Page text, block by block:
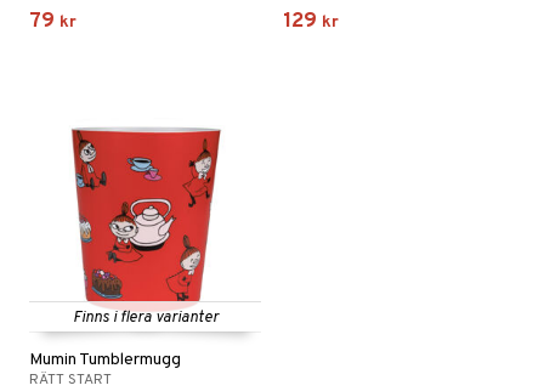
79 kr 129 kr
Finns i flera varianter
Mumin Tumblermugg
RÄTT START